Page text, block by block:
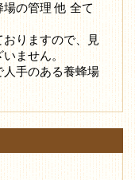
の管理 他 全て
りますので、見
ません。
手のある養蜂場